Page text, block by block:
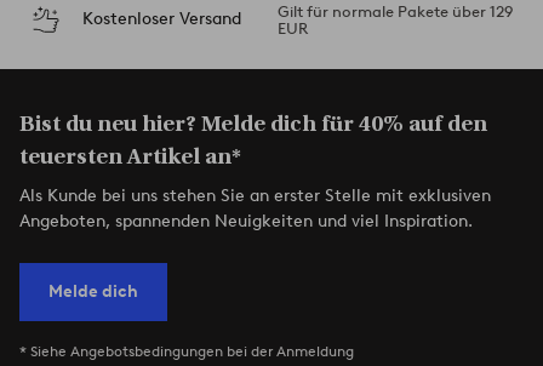
Kostenloser Versand
Gilt für normale Pakete über 129
EUR
Bist du neu hier? Melde dich für 40% auf den
teuersten Artikel an*
Als Kunde bei uns stehen Sie an erster Stelle mit exklusiven
Angeboten, spannenden Neuigkeiten und viel Inspiration.
Melde dich
* Siehe Angebotsbedingungen bei der Anmeldung